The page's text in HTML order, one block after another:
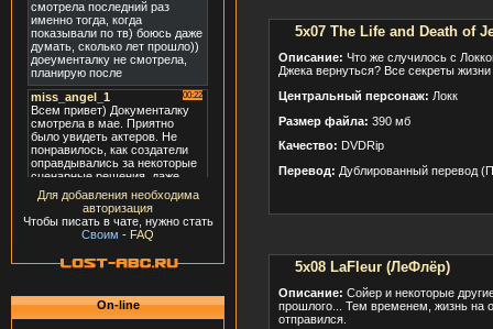
Для добавления необходима
авторизация
Чтобы писать в чате, нужно стать
Своим - FAQ
On-line
5x07 The Life and Death of
Описание: Что же случилось с
Джека вернуться? Все секреты
Центральный персонаж: Локк
Размер файла: 390 мб
Качество: DVDRip
Перевод: Дублированный перевод
5x08 LaFleur (ЛеФлёр)
Описание: Сойер и некоторые
прошлого... Тем временем, жизнь на
отправился.